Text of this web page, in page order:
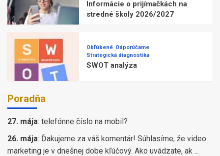
Informácie o prijímačkách na
stredné školy 2026/2027
Obľúbené Odporúčame
Strategická diagnostika
SWOT analýza
Poradňa
27. mája: telefónne číslo na mobil?
26. mája: Ďakujeme za váš komentár! Súhlasíme, že video
marketing je v dnešnej dobe kľúčový. Ako uvádzate, ak ...